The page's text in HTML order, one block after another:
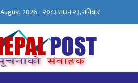
2026 -२०८३ साउन २३, शनिबार